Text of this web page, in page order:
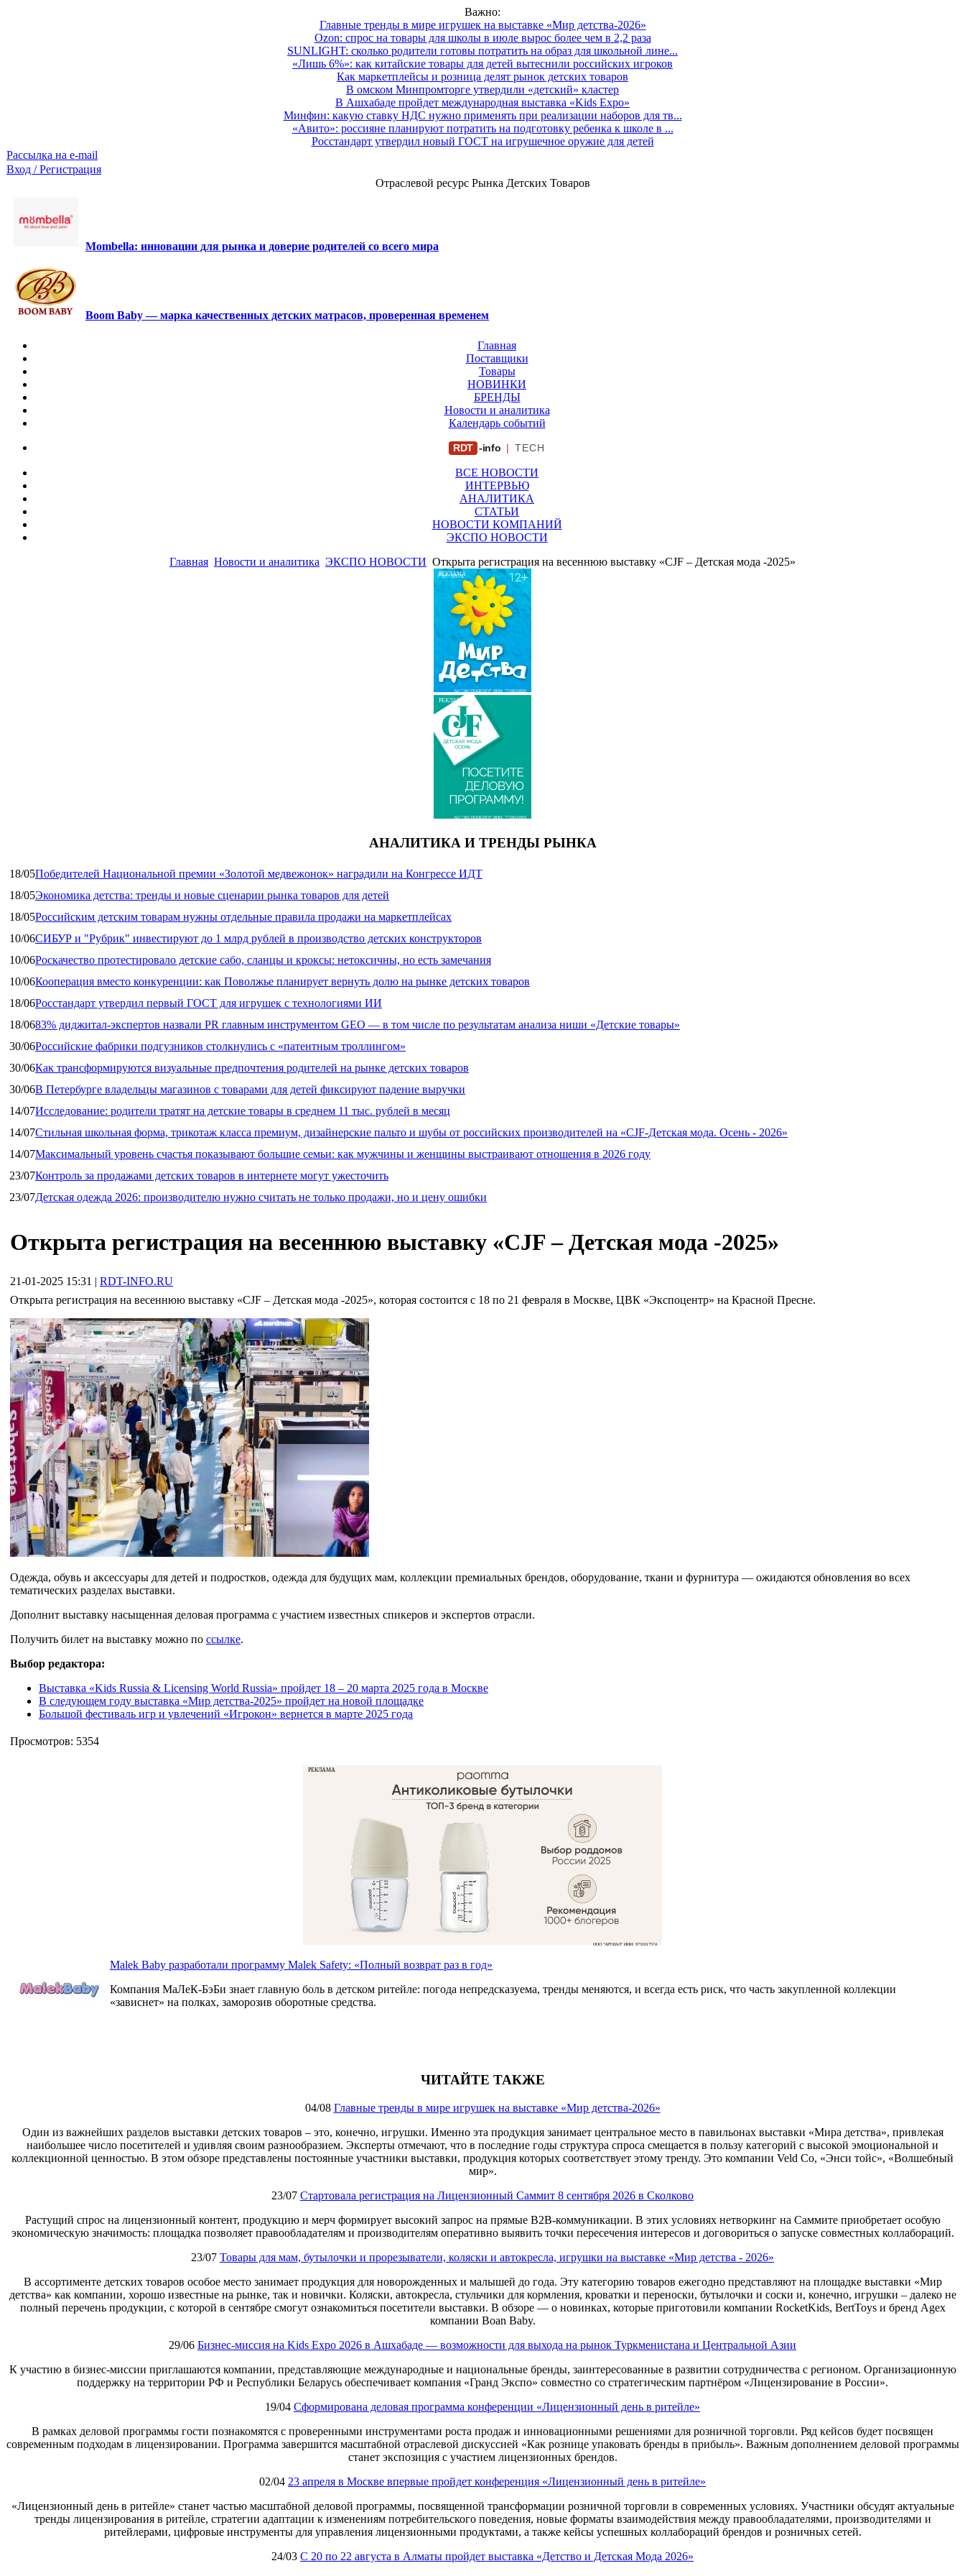
Важно:
Главные тренды в мире игрушек на выставке «Мир детства-2026»
Ozon: спрос на товары для школы в июле вырос более чем в 2,2 раза
SUNLIGHT: сколько родители готовы потратить на образ для школьной лине...
«Лишь 6%»: как китайские товары для детей вытеснили российских игроков
Как маркетплейсы и розница делят рынок детских товаров
В омском Минпромторге утвердили «детский» кластер
В Ашхабаде пройдет международная выставка «Kids Expo»
Минфин: какую ставку НДС нужно применять при реализации наборов для тв...
«Авито»: россияне планируют потратить на подготовку ребенка к школе в ...
Росстандарт утвердил новый ГОСТ на игрушечное оружие для детей
Рассылка на e-mail
Вход / Регистрация
Отраслевой ресурс Рынка Детских Товаров
Mombella: инновации для рынка и доверие родителей со всего мира
Boom Baby — марка качественных детских матрасов, проверенная временем
Главная
Поставщики
Товары
НОВИНКИ
БРЕНДЫ
Новости и аналитика
Календарь событий
RDT -info | TECH
ВСЕ НОВОСТИ
ИНТЕРВЬЮ
АНАЛИТИКА
СТАТЬИ
НОВОСТИ КОМПАНИЙ
ЭКСПО НОВОСТИ
Главная Новости и аналитика ЭКСПО НОВОСТИ Открыта регистрация на весеннюю выставку «CJF – Детская мода -2025»
РЕКЛАМА
АО "ЭКСПОЦЕНТР" ИНН: 7718033809
РЕКЛАМА
АО "ЭКСПОЦЕНТР" ИНН: 7718033809
АНАЛИТИКА И ТРЕНДЫ РЫНКА
18/05Победителей Национальной премии «Золотой медвежонок» наградили на Конгрессе ИДТ
18/05Экономика детства: тренды и новые сценарии рынка товаров для детей
18/05Российским детским товарам нужны отдельные правила продажи на маркетплейсах
10/06СИБУР и "Рубрик" инвестируют до 1 млрд рублей в производство детских конструкторов
10/06Роскачество протестировало детские сабо, сланцы и кроксы: нетоксичны, но есть замечания
10/06Кооперация вместо конкуренции: как Поволжье планирует вернуть долю на рынке детских товаров
18/06Росстандарт утвердил первый ГОСТ для игрушек с технологиями ИИ
18/0683% диджитал‑экспертов назвали PR главным инструментом GEO — в том числе по результатам анализа ниши «Детские товары»
30/06Российские фабрики подгузников столкнулись с «патентным троллингом»
30/06Как трансформируются визуальные предпочтения родителей на рынке детских товаров
30/06В Петербурге владельцы магазинов с товарами для детей фиксируют падение выручки
14/07Исследование: родители тратят на детские товары в среднем 11 тыс. рублей в месяц
14/07Стильная школьная форма, трикотаж класса премиум, дизайнерские пальто и шубы от российских производителей на «CJF-Детская мода. Осень - 2026»
14/07Максимальный уровень счастья показывают большие семьи: как мужчины и женщины выстраивают отношения в 2026 году
23/07Контроль за продажами детских товаров в интернете могут ужесточить
23/07Детская одежда 2026: производителю нужно считать не только продажи, но и цену ошибки
Открыта регистрация на весеннюю выставку «CJF – Детская мода -2025»
21-01-2025 15:31 | RDT-INFO.RU
Открыта регистрация на весеннюю выставку «CJF – Детская мода -2025», которая состоится с 18 по 21 февраля в Москве, ЦВК «Экспоцентр» на Красной Пресне.
Одежда, обувь и аксессуары для детей и подростков, одежда для будущих мам, коллекции премиальных брендов, оборудование, ткани и фурнитура — ожидаются обновления во всех
тематических разделах выставки.
Дополнит выставку насыщенная деловая программа с участием известных спикеров и экспертов отрасли.
Получить билет на выставку можно по ссылке.
Выбор редактора:
Выставка «Kids Russia & Licensing World Russia» пройдет 18 – 20 марта 2025 года в Москве
В следующем году выставка «Мир детства-2025» пройдет на новой площадке
Большой фестиваль игр и увлечений «Игрокон» вернется в марте 2025 года
Просмотров: 5354
РЕКЛАМА
ООО "АРТИАЛ" ИНН: 9731017574
Malek Baby разработали программу Malek Safety: «Полный возврат раз в год»
Компания МаЛеК-БэБи знает главную боль в детском ритейле: погода непредсказуема, тренды меняются, и всегда есть риск, что часть закупленной коллекции
«зависнет» на полках, заморозив оборотные средства.
ЧИТАЙТЕ ТАКЖЕ
04/08 Главные тренды в мире игрушек на выставке «Мир детства-2026»
Один из важнейших разделов выставки детских товаров – это, конечно, игрушки. Именно эта продукция занимает центральное место в павильонах выставки «Мира детства», привлекая
наибольшее число посетителей и удивляя своим разнообразием. Эксперты отмечают, что в последние годы структура спроса смещается в пользу категорий с высокой эмоциональной и
коллекционной ценностью. В этом обзоре представлены постоянные участники выставки, продукция которых соответствует этому тренду. Это компании Veld Co, «Энси тойс», «Волшебный
мир».
23/07 Стартовала регистрация на Лицензионный Саммит 8 сентября 2026 в Сколково
Растущий спрос на лицензионный контент, продукцию и мерч формирует высокий запрос на прямые B2B-коммуникации. В этих условиях нетворкинг на Саммите приобретает особую
экономическую значимость: площадка позволяет правообладателям и производителям оперативно выявить точки пересечения интересов и договориться о запуске совместных коллабораций.
23/07 Товары для мам, бутылочки и прорезыватели, коляски и автокресла, игрушки на выставке «Мир детства - 2026»
В ассортименте детских товаров особое место занимает продукция для новорожденных и малышей до года. Эту категорию товаров ежегодно представляют на площадке выставки «Мир
детства» как компании, хорошо известные на рынке, так и новички. Коляски, автокресла, стульчики для кормления, кроватки и переноски, бутылочки и соски и, конечно, игрушки – далеко не
полный перечень продукции, с которой в сентябре смогут ознакомиться посетители выставки. В обзоре — о новинках, которые приготовили компании RocketKids, BertToys и бренд Agex
компании Boan Baby.
29/06 Бизнес‑миссия на Kids Expo 2026 в Ашхабаде — возможности для выхода на рынок Туркменистана и Центральной Азии
К участию в бизнес‑миссии приглашаются компании, представляющие международные и национальные бренды, заинтересованные в развитии сотрудничества с регионом. Организационную
поддержку на территории РФ и Республики Беларусь обеспечивает компания «Гранд Экспо» совместно со стратегическим партнёром «Лицензирование в России».
19/04 Сформирована деловая программа конференции «Лицензионный день в ритейле»
В рамках деловой программы гости познакомятся с проверенными инструментами роста продаж и инновационными решениями для розничной торговли. Ряд кейсов будет посвящен
современным подходам в лицензировании. Программа завершится масштабной отраслевой дискуссией «Как рознице упаковать бренды в прибыль». Важным дополнением деловой программы
станет экспозиция с участием лицензионных брендов.
02/04 23 апреля в Москве впервые пройдет конференция «Лицензионный день в ритейле»
«Лицензионный день в ритейле» станет частью масштабной деловой программы, посвященной трансформации розничной торговли в современных условиях. Участники обсудят актуальные
тренды лицензирования в ритейле, стратегии адаптации к изменениям потребительского поведения, новые форматы взаимодействия между правообладателями, производителями и
ритейлерами, цифровые инструменты для управления лицензионными продуктами, а также кейсы успешных коллабораций брендов и розничных сетей.
24/03 C 20 по 22 августа в Алматы пройдет выставка «Детство и Детская Мода 2026»